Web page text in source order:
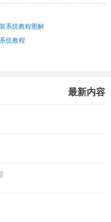
系统教程图解
统教程
最新内容